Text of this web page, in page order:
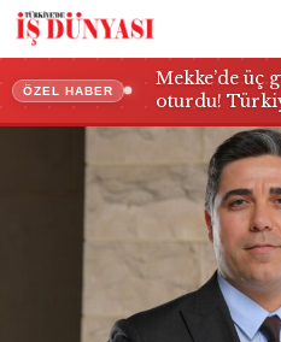
ÖZEL HABER
Mekke’de üç
oturdu!